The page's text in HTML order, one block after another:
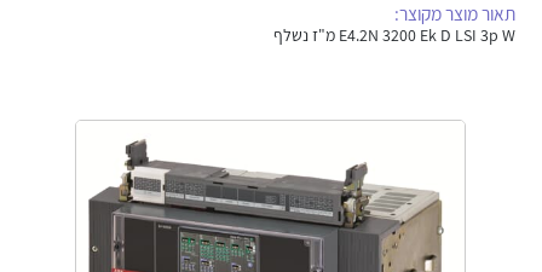
אלקטרוניקה
מטענים לרכב חשמלי
פתרונות לתחום הסולארי
לכל מוצרי היצרן לכל מוצרי היצרן
תאור מוצר מקוצר:
E4.2N 3200 Ek D LSI 3p W מ"ז נשלף